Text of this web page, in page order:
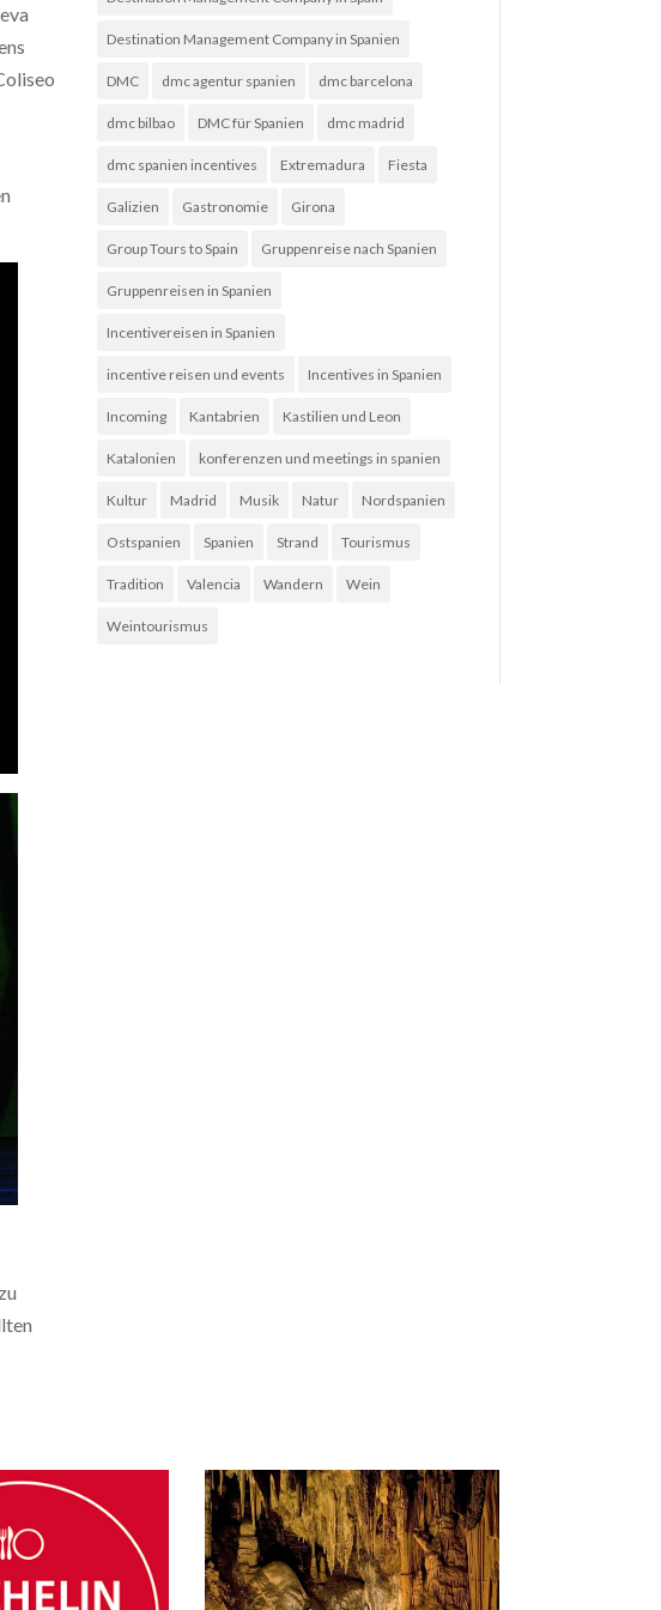
Destination Management Company in Spanien
DMC dmc agentur spanien dmc barcelona
dmc bilbao DMC für Spanien dmc madrid
dmc spanien incentives Extremadura Fiesta
Galizien Gastronomie Girona
Group Tours to Spain Gruppenreise nach Spanien
Gruppenreisen in Spanien
Incentivereisen in Spanien
incentive reisen und events Incentives in Spanien
Incoming Kantabrien Kastilien und Leon
Katalonien konferenzen und meetings in spanien
Kultur Madrid Musik Natur Nordspanien
Ostspanien Spanien Strand Tourismus
Tradition Valencia Wandern Wein
Weintourismus